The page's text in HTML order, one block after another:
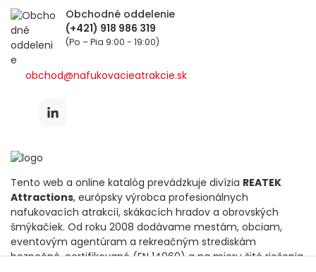
Tento web a online katalóg prevádzkuje divízia REATEK
Attractions, európsky výrobca profesionálnych
nafukovacích atrakcií, skákacích hradov a obrovských
šmýkačiek. Od roku 2008 dodávame mestám, obciam,
eventovým agentúram a rekreačným strediskám
bezpečné, certifikované (EN 14960) a na mieru šité riešenia
Obchodné oddelenie
(Po – Pia 9:00 - 19:00)
obchod@nafukovacieatrakcie.sk